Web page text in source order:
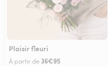
Plaisir fleuri
À partir de 36€95